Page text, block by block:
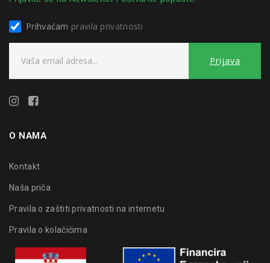
Prihvaćam pravila privatnosti
O NAMA
Kontakt
Naša priča
Pravila o zaštiti privatnosti na internetu
Pravila o kolačićima